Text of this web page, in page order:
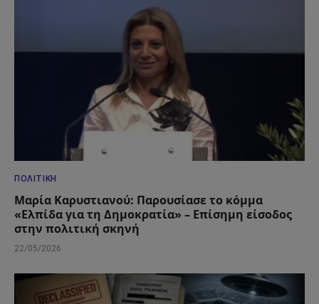
ΠΟΛΙΤΙΚΉ
Μαρία Καρυστιανού: Παρουσίασε το κόμμα
«Ελπίδα για τη Δημοκρατία» – Επίσημη είσοδος
στην πολιτική σκηνή
22/05/2026